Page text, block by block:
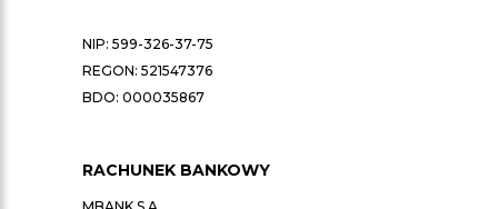
NIP: 599-326-37-75
REGON: 521547376
BDO: 000035867
RACHUNEK BANKOWY